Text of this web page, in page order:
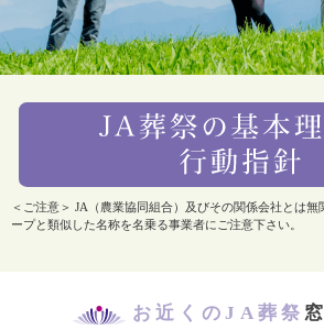
＜ご注意＞ JA（農業協同組合）及びその関係会社とは
ープと類似した名称を名乗る事業者にご注意下さい。
お近くのJA葬祭